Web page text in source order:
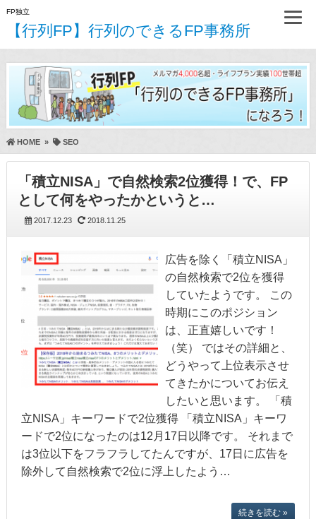
FP独立
【行列FP】行列のできるFP事務所
HOME» SEO
「積立NISA」で自然検索2位獲得！で、FP
として何をやったかというと…
2017.12.23 2018.11.25
広告を除く「積立NISA」
の自然検索で2位を獲得
していたようです。 この
時期にこのポジション
は、正直嬉しいです！
（笑） ではその詳細と、
どうやって上位表示させ
てきたかについてお伝え
したいと思います。 「積
立NISA」キーワードで2位獲得 「積立NISA」キーワ
ードで2位になったのは12月17日以降です。 それまで
は3位以下をフラフラしてたんですが、17日に広告を
除外して自然検索で2位に浮上したよう…
続きを読む »